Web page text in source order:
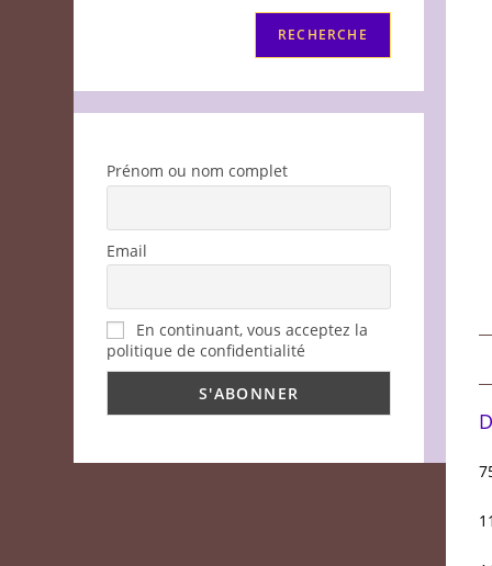
RECHERCHE
Prénom ou nom complet
Email
En continuant, vous acceptez la
politique de confidentialité